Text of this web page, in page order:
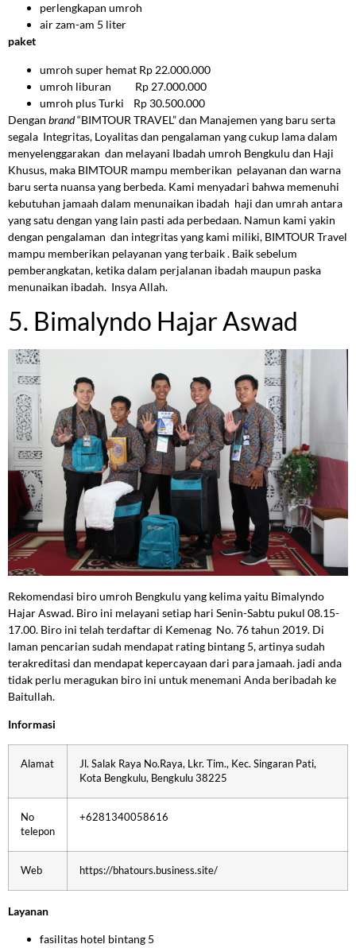
perlengkapan umroh
air zam-am 5 liter
paket
umroh super hemat Rp 22.000.000
umroh liburan Rp 27.000.000
umroh plus Turki Rp 30.500.000
Dengan brand“BIMTOUR TRAVEL” dan Manajemen yang baru serta
segala Integritas, Loyalitas dan pengalaman yang cukup lama dalam
menyelenggarakan dan melayani Ibadah umroh Bengkulu dan Haji
Khusus, maka BIMTOUR mampu memberikan pelayanan dan warna
baru serta nuansa yang berbeda. Kami menyadari bahwa memenuhi
kebutuhan jamaah dalam menunaikan ibadah haji dan umrah antara
yang satu dengan yang lain pasti ada perbedaan. Namun kami yakin
dengan pengalaman dan integritas yang kami miliki, BIMTOUR Travel
mampu memberikan pelayanan yang terbaik . Baik sebelum
pemberangkatan, ketika dalam perjalanan ibadah maupun paska
menunaikan ibadah. Insya Allah.
5. Bimalyndo Hajar Aswad
Rekomendasi biro umroh Bengkulu yang kelima yaitu Bimalyndo
Hajar Aswad. Biro ini melayani setiap hari Senin-Sabtu pukul 08.15-
17.00. Biro ini telah terdaftar di Kemenag No. 76 tahun 2019. Di
laman pencarian sudah mendapat rating bintang 5, artinya sudah
terakreditasi dan mendapat kepercayaan dari para jamaah. jadi anda
tidak perlu meragukan biro ini untuk menemani Anda beribadah ke
Baitullah.
Informasi
Alamat
Jl. Salak Raya No.Raya, Lkr. Tim., Kec. Singaran Pati,
Kota Bengkulu, Bengkulu 38225
No
telepon
+6281340058616
Web https://bhatours.business.site/
Layanan
fasilitas hotel bintang 5